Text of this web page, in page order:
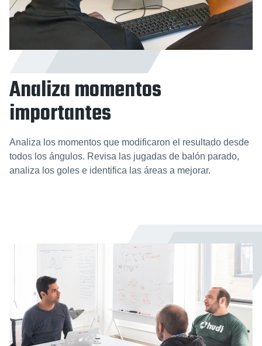
Analiza momentos
importantes
Analiza los momentos que modificaron el resultado desde
todos los ángulos. Revisa las jugadas de balón parado,
analiza los goles e identifica las áreas a mejorar.